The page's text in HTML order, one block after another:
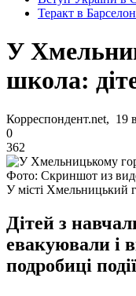
Теракт в
У
школа:
Корреспондент.net, 19
0
362
Фото: Скриншот из
У місті Хмельницький
Дітей з
евакуювали і
подробиці